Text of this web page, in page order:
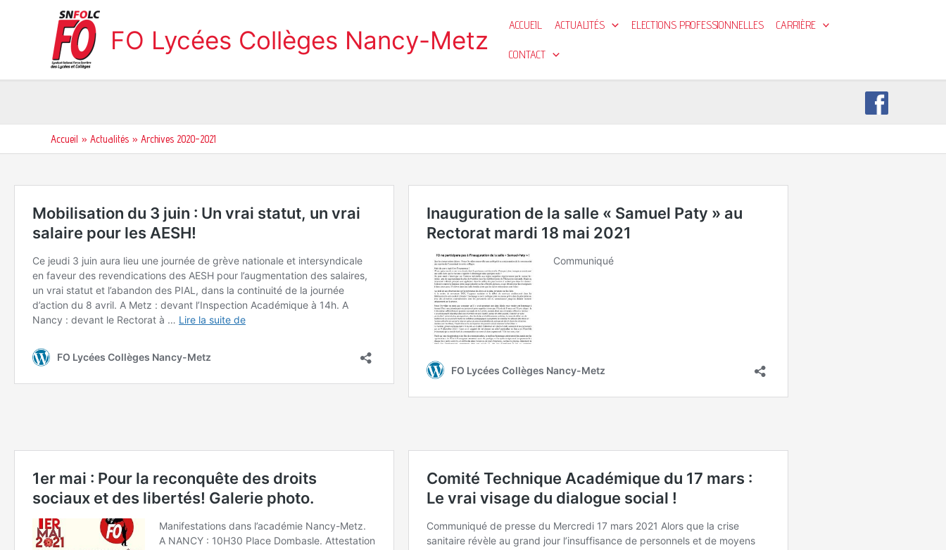
FO Lycées Collèges Nancy-Metz
ACCUEIL ACTUALITÉS ELECTIONS PROFESSIONNELLES CARRIÈRE
CONTACT
Accueil Actualités Archives 2020-2021